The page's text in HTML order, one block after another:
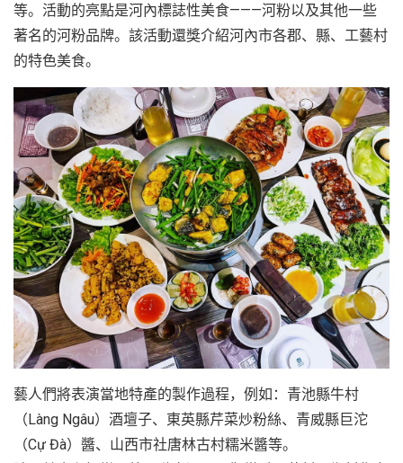
等。活動的亮點是河內標誌性美食———河粉以及其他一些
著名的河粉品牌。該活動還獎介紹河內市各郡、縣、工藝村
的特色美食。
藝人們將表演當地特產的製作過程，例如：青池縣牛村
（Làng Ngâu）酒壇子、東英縣芹菜炒粉絲、青威縣巨沱
（Cự Đà）醬、山西市社唐林古村糯米醬等。